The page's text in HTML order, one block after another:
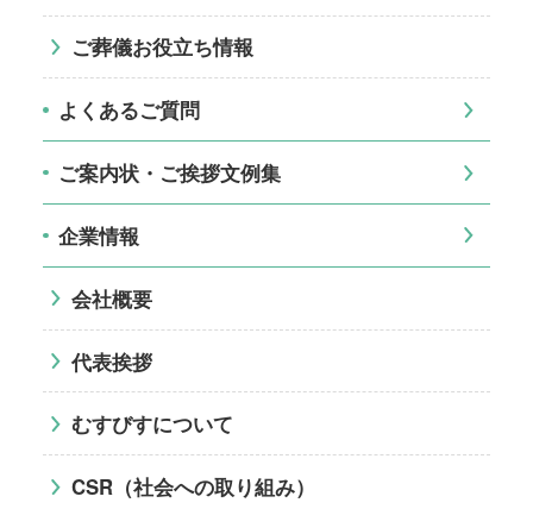
ご葬儀お役立ち情報
よくあるご質問
ご案内状・ご挨拶文例集
企業情報
会社概要
代表挨拶
むすびすについて
CSR（社会への取り組み）